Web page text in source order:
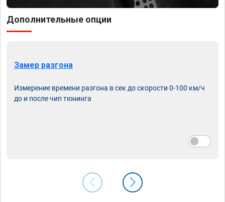
Дополнительные опции
Замер разгона
Измерение времени разгона в сек до скорости 0-100 км/ч
до и после чип тюнинга